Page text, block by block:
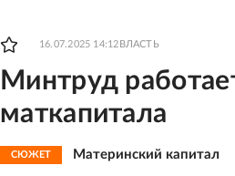
16.07.2025 14:12 ВЛАСТЬ
Минтруд
маткапитала
СЮЖЕТ Материнский капитал